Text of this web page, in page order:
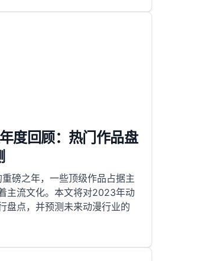
度回顾：热门作品盘
磅之年，一些顶级作品占据主
主流文化。本文将对2023年动
盘点，并预测未来动漫行业的